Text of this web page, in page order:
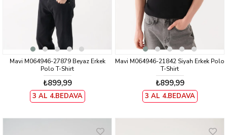
Mavi M064946-27879 Beyaz Erkek
Polo T-Shirt
₺899,99
3 AL 4.BEDAVA
Mavi M064946-21842 Siyah Erkek Polo
T-Shirt
₺899,99
3 AL 4.BEDAVA